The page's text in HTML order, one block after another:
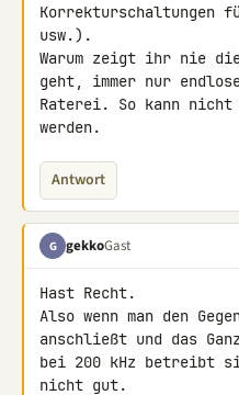
Korrekturschaltungen
usw.).
Warum zeigt ihr nie
geht, immer nur
Raterei. So kann
werden.
Antwort
G gekkoGast
Hast Recht.
Also wenn man den
anschließt und das
bei 200 kHz betreibt
nicht gut.